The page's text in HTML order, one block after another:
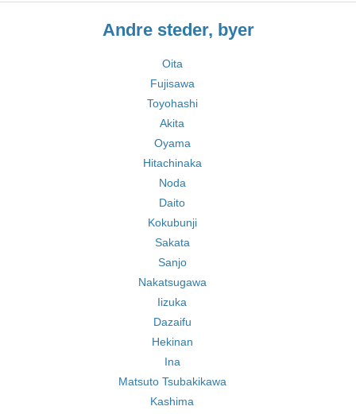
Andre steder, byer
Oita
Fujisawa
Toyohashi
Akita
Oyama
Hitachinaka
Noda
Daito
Kokubunji
Sakata
Sanjo
Nakatsugawa
Iizuka
Dazaifu
Hekinan
Ina
Matsuto Tsubakikawa
Kashima